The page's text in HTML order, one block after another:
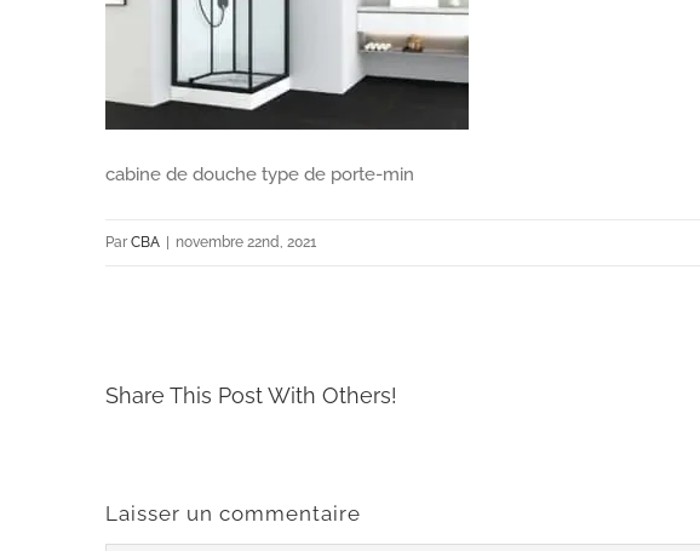
cabine de douche type de porte-min
Par CBA | novembre 22nd, 2021
Share This Post With Others!
Laisser un commentaire